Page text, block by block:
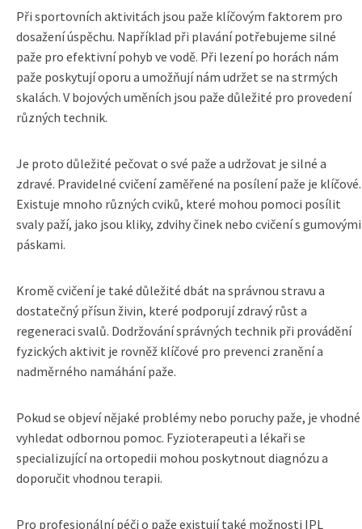
Při sportovních aktivitách jsou paže klíčovým faktorem pro
dosažení úspěchu. Například při plavání potřebujeme silné
paže pro efektivní pohyb ve vodě. Při lezení po horách nám
paže poskytují oporu a umožňují nám udržet se na strmých
skalách. V bojových uměních jsou paže důležité pro provedení
různých technik.
Je proto důležité pečovat o své paže a udržovat je silné a
zdravé. Pravidelné cvičení zaměřené na posílení paže je klíčové.
Existuje mnoho různých cviků, které mohou pomoci posílit
svaly paží, jako jsou kliky, zdvihy činek nebo cvičení s gumovými
páskami.
Kromě cvičení je také důležité dbát na správnou stravu a
dostatečný přísun živin, které podporují zdravý růst a
regeneraci svalů. Dodržování správných technik při provádění
fyzických aktivit je rovněž klíčové pro prevenci zranění a
nadměrného namáhání paže.
Pokud se objeví nějaké problémy nebo poruchy paže, je vhodné
vyhledat odbornou pomoc. Fyzioterapeuti a lékaři se
specializující na ortopedii mohou poskytnout diagnózu a
doporučit vhodnou terapii.
Pro profesionální péči o paže existují také možnosti IPL